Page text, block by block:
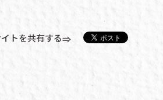
トを共有する